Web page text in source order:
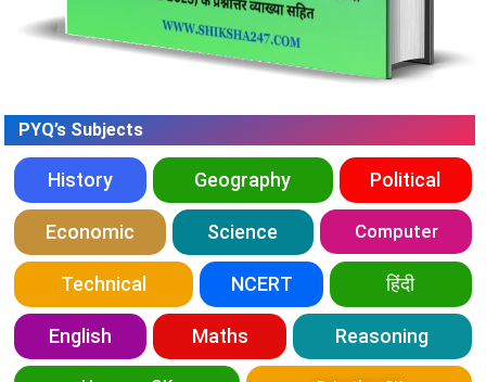
PYQ’s Subjects
History Geography Political
Economic Science Computer
Technical NCERT हिंदी
English Maths Reasoning